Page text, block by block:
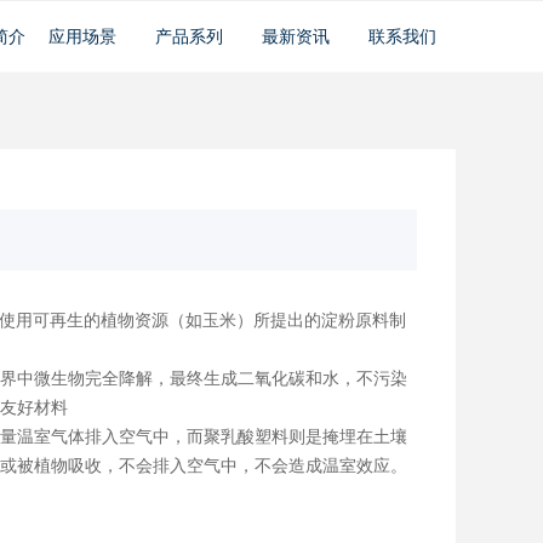
介 应用场景 产品系列 最新资讯 联系我们
用可再生的植物资源（如玉米）所提出的淀粉原料制
中微生物完全降解，最终生成二氧化碳和水，不污染
好材料
温室气体排入空气中，而聚乳酸塑料则是掩埋在土壤
被植物吸收，不会排入空气中，不会造成温室效应。